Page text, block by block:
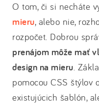
O tom, či si necháte
mieru, alebo nie,
rozpočet. Dobrou
prenájom môže mať
design na mieru.
pomocou CSS štýlov
existujúcich šablón,